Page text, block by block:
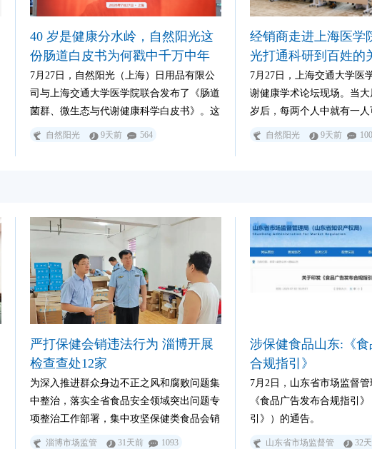
40 岁是健康分水岭，自然阳光这
份肠道白皮书为何戳中千万中年
人？
7月27日，自然阳光（上海）日用品有限公
司与上海交通大学医学院联合发布了《肠道
菌群、微生态与代谢健康科学白皮书》。这
份白皮书首次系统性地提出了针对40岁以上
的首份重磅成果。
自然阳光 9天前 564
经销商走进上海医学
光打通科研到百姓的
7月27日，上海交通大学医
谢健康学术论坛现场。当大
岁后，每两个人中就有一
合征威胁”这组数据时，台
的旁观者，而是自然阳光
产学研闭环中连接专业研
键一环。
自然阳光 9天前
严打保健会销违法行为 淄博开展
检查查处12家
为深入推进群众身边不正之风和腐败问题集
中整治，落实全省食品安全领域突出问题专
项整治工作部署，集中攻坚保健类食品会销
突出问题，切实维护中老年消费者合法权
淄博市场监管 31天前 1093
涉保健食品山东:《
合规指引》
7月2日，山东省市场监督
《食品广告发布合规指引
引》）的通告。
山东省市场监督管 32